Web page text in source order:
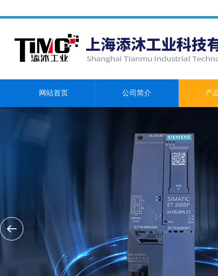
网站首页 公司简介 产